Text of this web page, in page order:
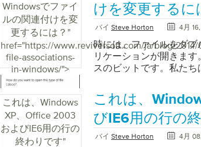
Windowsでファイ
ルの関連付けを変
更するには？ "
href="https://www.reviversoft.com/ja/blog/
file-associations-
in-windows/">
けを変更するに
バイ Steve Horton 4月
時には、ファイルをダ
リケーションが開きま
スのビットです。私たち
これは、Windows
XP、Office 2003
およびIE6用の行の
終わりです"
これは、
びIE6用の行の
バイ Steve Horton 4月